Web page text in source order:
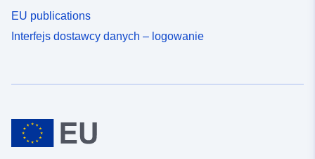
EU publications
Interfejs dostawcy danych – logowanie